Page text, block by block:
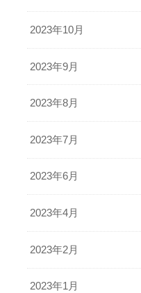
2023年10月
2023年9月
2023年8月
2023年7月
2023年6月
2023年4月
2023年2月
2023年1月